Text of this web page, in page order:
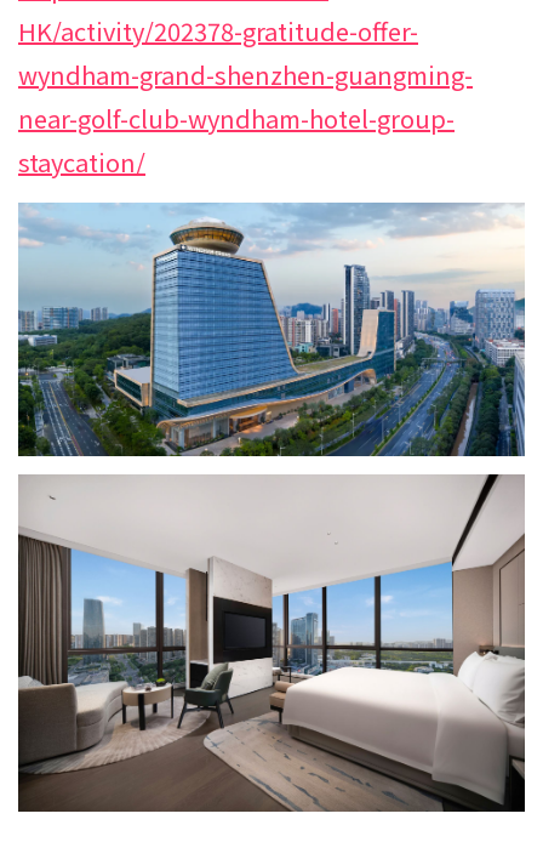
HK/activity/202378-gratitude-offer-
wyndham-grand-shenzhen-guangming-
near-golf-club-wyndham-hotel-group-
staycation/